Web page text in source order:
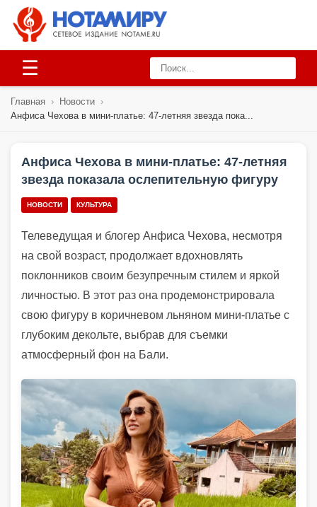
☰
Главная › Новости ›
Анфиса Чехова в мини-платье: 47-летняя звезда пока...
Анфиса Чехова в мини-платье: 47-летняя
звезда показала ослепительную фигуру
НОВОСТИ КУЛЬТУРА
Телеведущая и блогер Анфиса Чехова, несмотря
на свой возраст, продолжает вдохновлять
поклонников своим безупречным стилем и яркой
личностью. В этот раз она продемонстрировала
свою фигуру в коричневом льняном мини-платье с
глубоким декольте, выбрав для съемки
атмосферный фон на Бали.